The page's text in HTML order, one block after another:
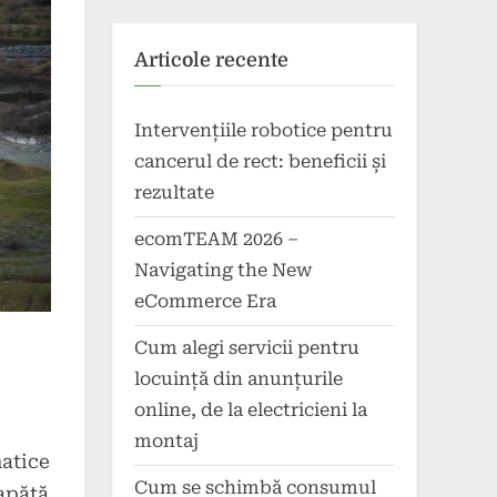
Articole recente
Intervențiile robotice pentru
cancerul de rect: beneficii și
rezultate
ecomTEAM 2026 –
Navigating the New
eCommerce Era
Cum alegi servicii pentru
locuință din anunțurile
online, de la electricieni la
montaj
Cum se schimbă consumul